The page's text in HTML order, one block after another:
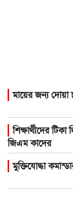
মায়ের জন্য দোয়া
শিক্ষার্থীদের
জিএম কাদের
মুক্তিযোদ্ধা